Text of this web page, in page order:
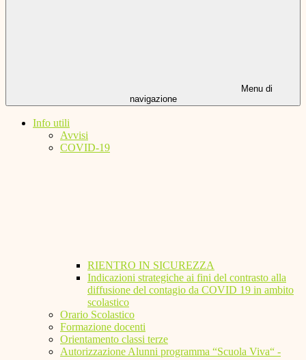
Menu di
navigazione
Info utili
Avvisi
COVID-19
RIENTRO IN SICUREZZA
Indicazioni strategiche ai fini del contrasto alla
diffusione del contagio da COVID 19 in ambito
scolastico
Orario Scolastico
Formazione docenti
Orientamento classi terze
Autorizzazione Alunni programma “Scuola Viva“ -